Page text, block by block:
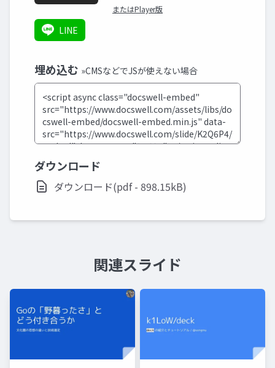
またはPlayer版
LINE
埋め込む »CMSなどでJSが使えない場合
ダウンロード
ダウンロード(pdf - 898.15kB)
関連スライド